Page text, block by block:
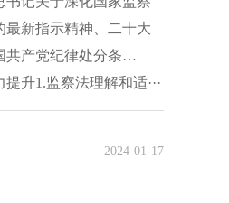
新指示精神、二十大
共产党纪律处分条
升1.监察法理解和适···
2024-01-17